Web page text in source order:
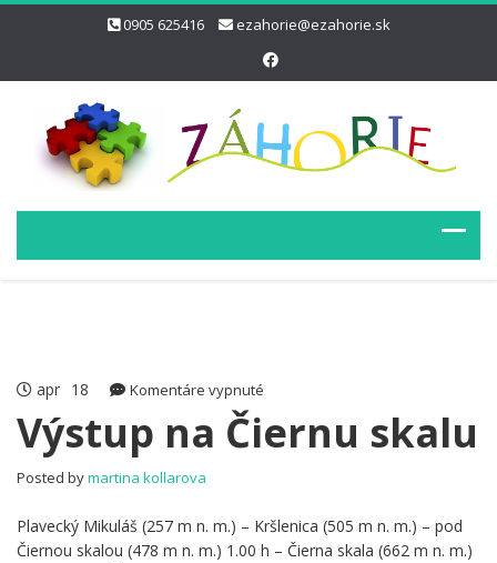
0905 625416 ezahorie@ezahorie.sk
apr 18 Komentáre vypnuté
na
Výstup na Čiernu skalu
Posted bymartina kollarova
Plavecký Mikuláš (257 m n. m.) – Kršlenica (505 m n. m.) – pod
Čiernou skalou (478 m n. m.) 1.00 h – Čierna skala (662 m n. m.)